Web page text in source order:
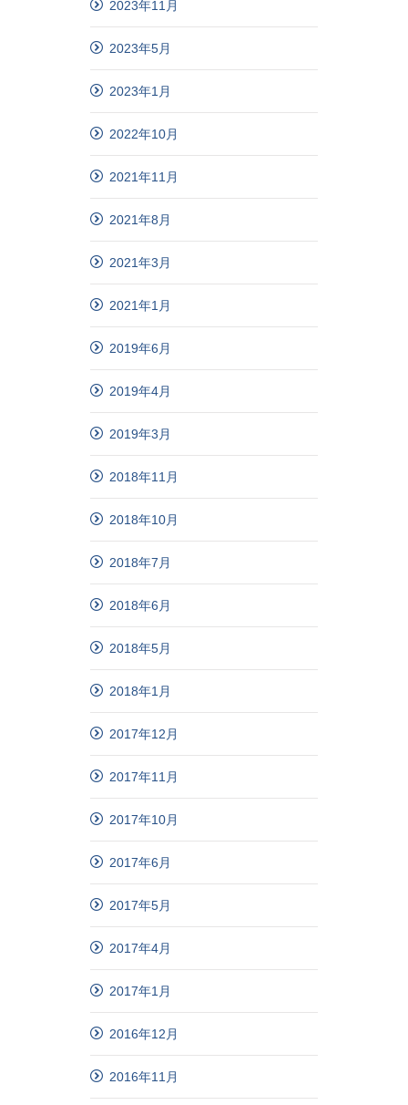
2023年11月
2023年5月
2023年1月
2022年10月
2021年11月
2021年8月
2021年3月
2021年1月
2019年6月
2019年4月
2019年3月
2018年11月
2018年10月
2018年7月
2018年6月
2018年5月
2018年1月
2017年12月
2017年11月
2017年10月
2017年6月
2017年5月
2017年4月
2017年1月
2016年12月
2016年11月